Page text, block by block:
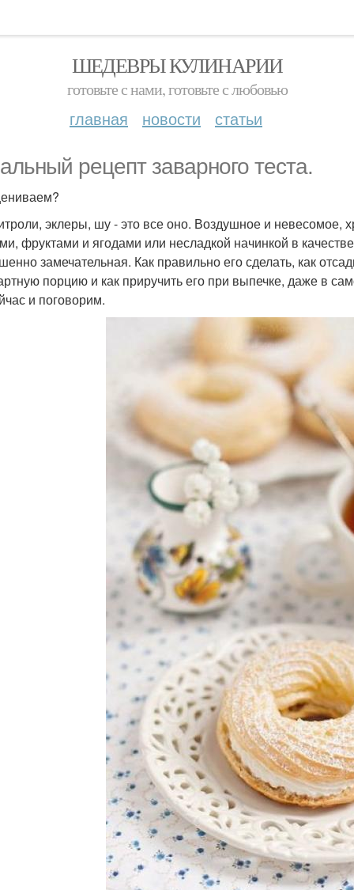
ШЕДЕВРЫ КУЛИНАРИИ
готовьте с нами, готовьте с любовью
главная новости статьи
рецепт заварного теста.
эклеры, шу - это все оно. Воздушное и невесомое,
фруктами и ягодами или несладкой начинкой в
замечательная. Как правильно его сделать, как
порцию и как приручить его при выпечке, даже в
и поговорим.